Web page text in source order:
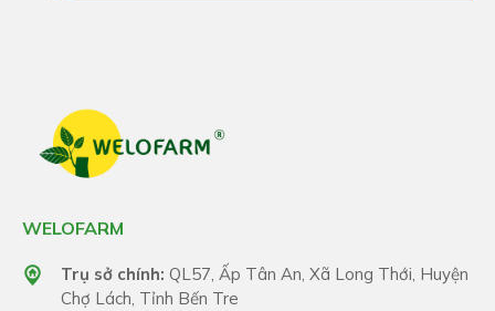
WELOFARM
Trụ sở chính: QL57, Ấp Tân An, Xã Long Thới, Huyện
Chợ Lách, Tỉnh Bến Tre